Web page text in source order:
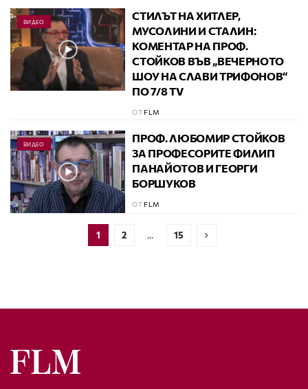
ВИДЕО
СТИЛЪТ НА ХИТЛЕР,
МУСОЛИНИ И СТАЛИН:
КОМЕНТАР НА ПРОФ.
СТОЙКОВ ВЪВ „ВЕЧЕРНОТО
ШОУ НА СЛАВИ ТРИФОНОВ“
ПО 7/8 TV
ОТ FLM
ВИДЕО
ПРОФ. ЛЮБОМИР СТОЙКОВ
ЗА ПРОФЕСОРИТЕ ФИЛИП
ПАНАЙОТОВ И ГЕОРГИ
БОРШУКОВ
ОТ FLM
1 2 … 15